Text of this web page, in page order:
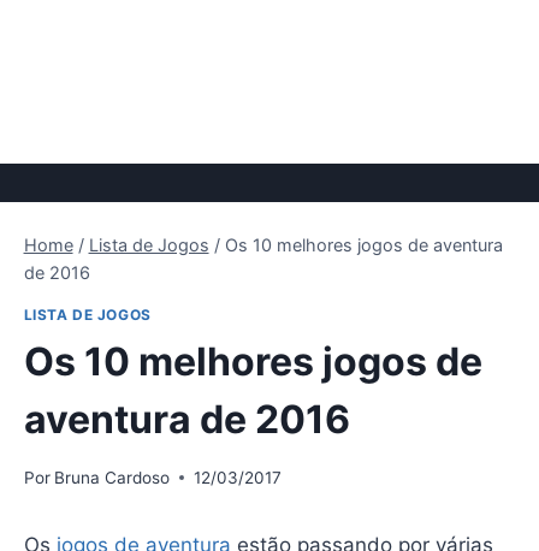
Home / Lista de Jogos / Os 10 melhores jogos de aventura
de 2016
LISTA DE JOGOS
Os 10 melhores jogos de
aventura de 2016
Por Bruna Cardoso 12/03/2017
Os jogos de aventura estão passando por várias